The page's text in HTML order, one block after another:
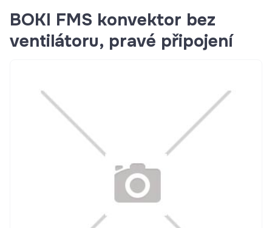
BOKI FMS konvektor bez
ventilátoru, pravé připojení